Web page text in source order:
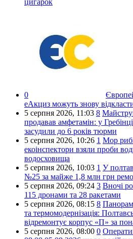
0
еАкциз можуть знову
5 серпня 2026, 11:03 8
продавав амфетамін: у
засудили до 6 років тюрми
5 серпня 2026, 10:26 1 Мор
екоінспектори взяли проби
водосховища
5 серпня 2026, 10:03 1 У
№25 за майже 1,8 млн грн
5 серпня 2026, 09:24 3 Вночі
115 дронами та 28 ракетами
5 серпня 2026, 08:15 8
та термомодернізація:
відремонтує корпус «П» за
5 серпня 2026, 08:00 0